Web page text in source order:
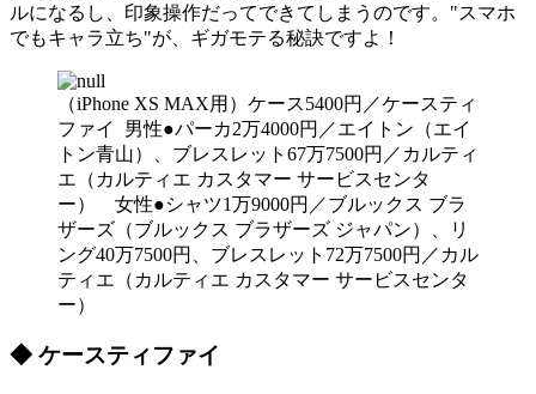
ルになるし、印象操作だってできてしまうのです。"スマホ
でもキャラ立ち"が、ギガモテる秘訣ですよ！
（iPhone XS MAX用）ケース5400円／ケースティ
ファイ 男性●パーカ2万4000円／エイトン（エイ
トン青山）、ブレスレット67万7500円／カルティ
エ（カルティエ カスタマー サービスセンタ
ー） 女性●シャツ1万9000円／ブルックス ブラ
ザーズ（ブルックス ブラザーズ ジャパン）、リ
ング40万7500円、ブレスレット72万7500円／カル
ティエ（カルティエ カスタマー サービスセンタ
ー）
◆ ケースティファイ